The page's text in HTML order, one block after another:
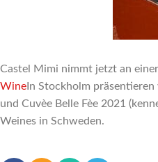
Castel Mimi nimmt jetzt an
Wine In Stockholm
und Cuvèe Belle Fèe 2021
Weines in Schweden.